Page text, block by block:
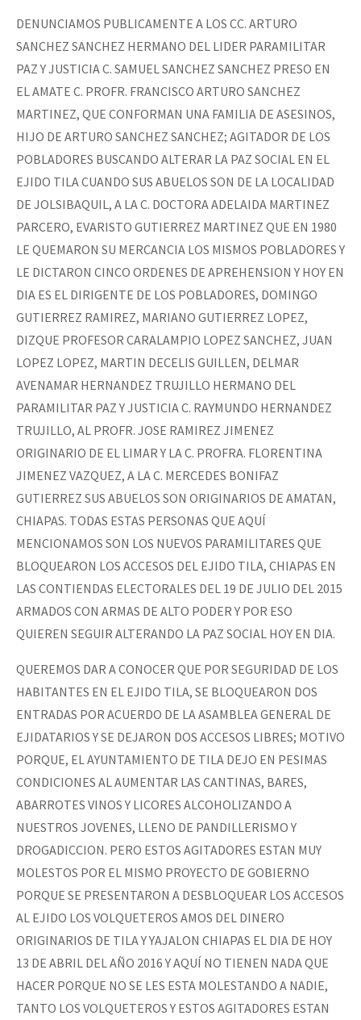
DENUNCIAMOS PUBLICAMENTE A LOS CC. ARTURO
SANCHEZ SANCHEZ HERMANO DEL LIDER PARAMILITAR
PAZ Y JUSTICIA C. SAMUEL SANCHEZ SANCHEZ PRESO EN
EL AMATE C. PROFR. FRANCISCO ARTURO SANCHEZ
MARTINEZ, QUE CONFORMAN UNA FAMILIA DE ASESINOS,
HIJO DE ARTURO SANCHEZ SANCHEZ; AGITADOR DE LOS
POBLADORES BUSCANDO ALTERAR LA PAZ SOCIAL EN EL
EJIDO TILA CUANDO SUS ABUELOS SON DE LA LOCALIDAD
DE JOLSIBAQUIL, A LA C. DOCTORA ADELAIDA MARTINEZ
PARCERO, EVARISTO GUTIERREZ MARTINEZ QUE EN 1980
LE QUEMARON SU MERCANCIA LOS MISMOS POBLADORES Y
LE DICTARON CINCO ORDENES DE APREHENSION Y HOY EN
DIA ES EL DIRIGENTE DE LOS POBLADORES, DOMINGO
GUTIERREZ RAMIREZ, MARIANO GUTIERREZ LOPEZ,
DIZQUE PROFESOR CARALAMPIO LOPEZ SANCHEZ, JUAN
LOPEZ LOPEZ, MARTIN DECELIS GUILLEN, DELMAR
AVENAMAR HERNANDEZ TRUJILLO HERMANO DEL
PARAMILITAR PAZ Y JUSTICIA C. RAYMUNDO HERNANDEZ
TRUJILLO, AL PROFR. JOSE RAMIREZ JIMENEZ
ORIGINARIO DE EL LIMAR Y LA C. PROFRA. FLORENTINA
JIMENEZ VAZQUEZ, A LA C. MERCEDES BONIFAZ
GUTIERREZ SUS ABUELOS SON ORIGINARIOS DE AMATAN,
CHIAPAS. TODAS ESTAS PERSONAS QUE AQUÍ
MENCIONAMOS SON LOS NUEVOS PARAMILITARES QUE
BLOQUEARON LOS ACCESOS DEL EJIDO TILA, CHIAPAS EN
LAS CONTIENDAS ELECTORALES DEL 19 DE JULIO DEL 2015
ARMADOS CON ARMAS DE ALTO PODER Y POR ESO
QUIEREN SEGUIR ALTERANDO LA PAZ SOCIAL HOY EN DIA.
QUEREMOS DAR A CONOCER QUE POR SEGURIDAD DE LOS
HABITANTES EN EL EJIDO TILA, SE BLOQUEARON DOS
ENTRADAS POR ACUERDO DE LA ASAMBLEA GENERAL DE
EJIDATARIOS Y SE DEJARON DOS ACCESOS LIBRES; MOTIVO
PORQUE, EL AYUNTAMIENTO DE TILA DEJO EN PESIMAS
CONDICIONES AL AUMENTAR LAS CANTINAS, BARES,
ABARROTES VINOS Y LICORES ALCOHOLIZANDO A
NUESTROS JOVENES, LLENO DE PANDILLERISMO Y
DROGADICCION. PERO ESTOS AGITADORES ESTAN MUY
MOLESTOS POR EL MISMO PROYECTO DE GOBIERNO
PORQUE SE PRESENTARON A DESBLOQUEAR LOS ACCESOS
AL EJIDO LOS VOLQUETEROS AMOS DEL DINERO
ORIGINARIOS DE TILA Y YAJALON CHIAPAS EL DIA DE HOY
13 DE ABRIL DEL AÑO 2016 Y AQUÍ NO TIENEN NADA QUE
HACER PORQUE NO SE LES ESTA MOLESTANDO A NADIE,
TANTO LOS VOLQUETEROS Y ESTOS AGITADORES ESTAN